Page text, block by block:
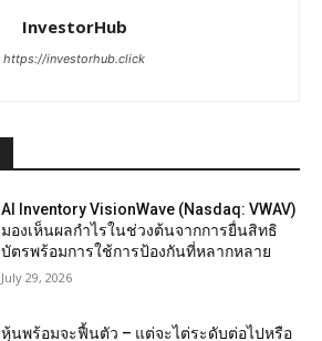
InvestorHub
https://investorhub.click
AI Inventory VisionWave (Nasdaq: VWAV)
มองเห็นผลกำไรในช่วงต้นจากการยื่นสิทธิ
บัตรพร้อมการใช้การป้องกันที่หลากหลาย
July 29, 2026
หุ้นพร้อมจะฟื้นตัว – แต่จะไต่ระดับต่อไปหรือ